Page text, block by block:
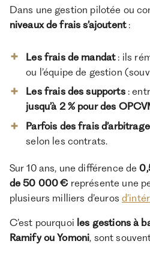
Dans une gestion pilotée ou
niveaux de frais s’ajoutent:
Les frais de mandat: ils
ou l’équipe de gestion
Les frais des supports:
jusqu’à 2 % pour des
Parfois des frais
selon les contrats.
Sur 10 ans, une différence de
de 50 000 €représente une
plusieurs milliers d’euros
C’est pourquoi les gestions à
Ramify ou Yomoni, sont